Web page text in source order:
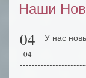
Наши
04
04
У нас